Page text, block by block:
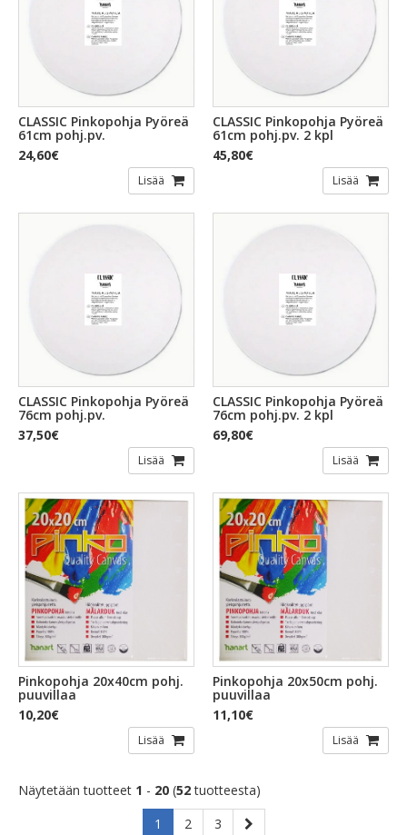
CLASSIC Pinkopohja Pyöreä
61cm pohj.pv.
24,60€
Lisää
CLASSIC Pinkopohja Pyöreä
61cm pohj.pv. 2 kpl
45,80€
Lisää
CLASSIC Pinkopohja Pyöreä
76cm pohj.pv.
37,50€
Lisää
CLASSIC Pinkopohja Pyöreä
76cm pohj.pv. 2 kpl
69,80€
Lisää
Pinkopohja 20x40cm pohj.
puuvillaa
10,20€
Lisää
Pinkopohja 20x50cm pohj.
puuvillaa
11,10€
Lisää
Näytetään tuotteet 1 - 20 (52tuotteesta)
1
2 3